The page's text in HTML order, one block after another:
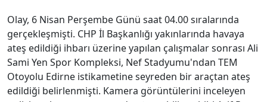
Olay, 6 Nisan Perşembe Günü saat 04.00 sıralarında
gerçekleşmişti. CHP İl Başkanlığı yakınlarında havaya
ateş edildiği ihbarı üzerine yapılan çalışmalar sonrası Ali
Sami Yen Spor Kompleksi, Nef Stadyumu'ndan TEM
Otoyolu Edirne istikametine seyreden bir araçtan ateş
edildiği belirlenmişti. Kamera görüntülerini inceleyen